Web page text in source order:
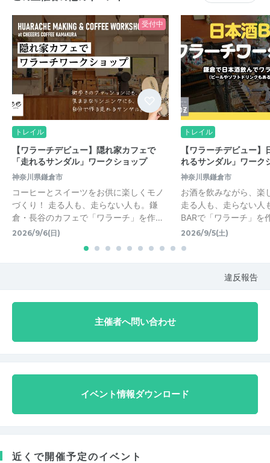
受付中
トレイル
【ワラーチデビュー】隠れ家カフェで
「走れるサンダル」ワークショップ
神奈川県鎌倉市
コーヒーとスイーツをお供に楽しくモノ
づくり！ 走る人も、走らない人も。鎌
倉・長谷のカフェで「ワラーチ」を作…
2026/9/6(日)
トレイル
【ワラーチデビュー
れるサンダル」ワーク
神奈川県鎌倉市
お酒を飲みながら、楽
走る人も、走らない人
BARで「ワラーチ」を
2026/9/5(土)
違反報告
主催者へ問い合わせ
イベント情報ダウンロード
近くで開催予定のイベント